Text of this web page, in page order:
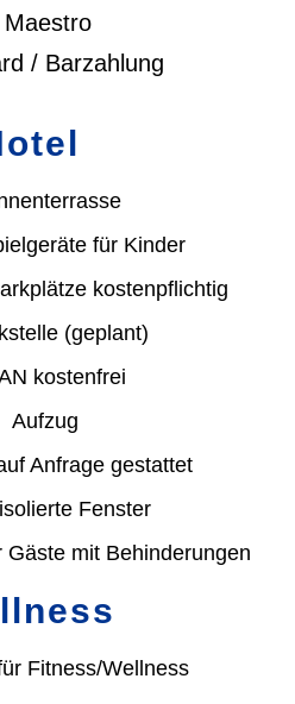
Maestro
/ Barzahlung
für Kinder
kostenpflichtig
(geplant)
kostenfrei
Aufzug
Anfrage gestattet
Fenster
Gäste mit Behinderungen
Fitness/Wellness